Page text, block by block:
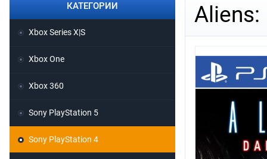
Aliens:
КАТЕГОРИИ
Xbox Series X|S
Xbox One
Xbox 360
Sony PlayStation 5
Sony PlayStation 4